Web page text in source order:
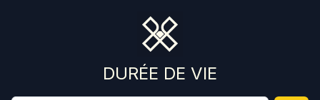
DURÉE DE VIE